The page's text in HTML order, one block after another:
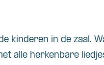
kinderen in de zaal.
alle herkenbare